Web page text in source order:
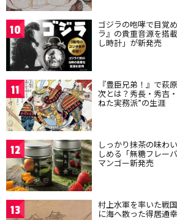
10 ゴジラの咆哮で目覚
ラ』の貴重音源を搭
し時計」が新発売
11 『豊臣兄弟！』で萩
次とは？秀長・秀吉
ねた実務派”の生涯
12 しっかり抹茶の味わ
しめる「無糖フレー
マンゴー新発売
13 村上水軍を率いた戦
に海へ散った得居通